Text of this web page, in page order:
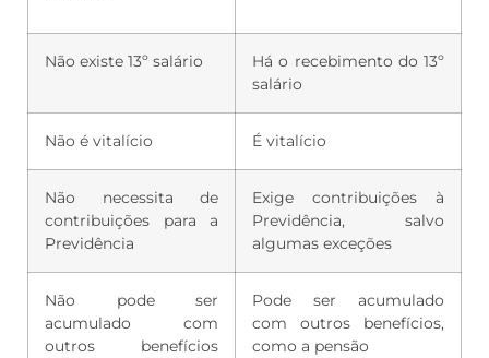
Não existe 13º salário
Há o recebimento do 13º
salário
Não é vitalício É vitalício
Não necessita de
contribuições para a
Previdência
Exige contribuições à
Previdência, salvo
algumas exceções
Não pode ser
acumulado com
outros benefícios
Pode ser acumulado
com outros benefícios,
como a pensão